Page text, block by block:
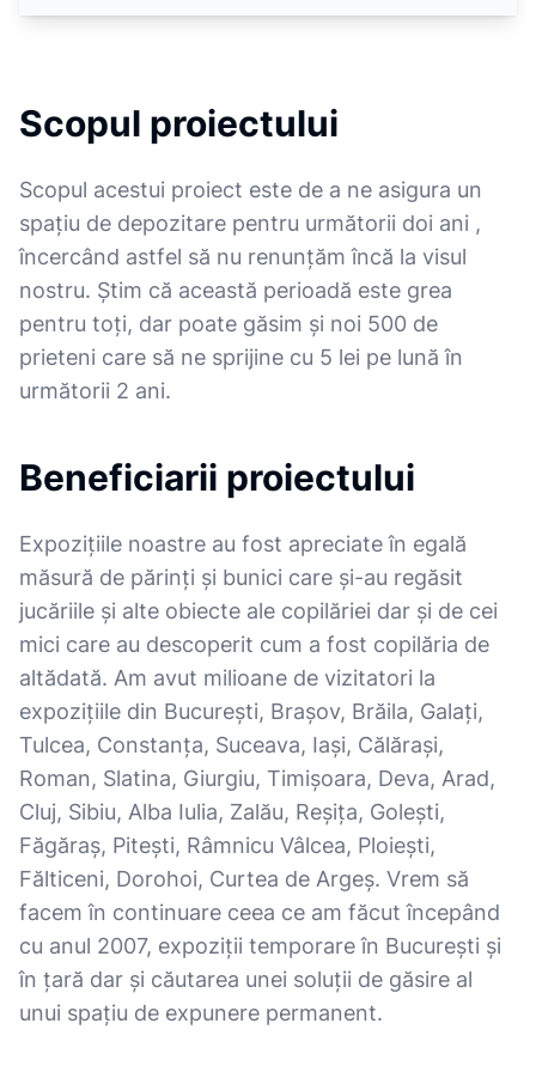
Scopul proiectului
Scopul acestui proiect este de a ne asigura un
spațiu de depozitare pentru următorii doi ani ,
încercând astfel să nu renunțăm încă la visul
nostru. Știm că această perioadă este grea
pentru toți, dar poate găsim și noi 500 de
prieteni care să ne sprijine cu 5 lei pe lună în
următorii 2 ani.
Beneficiarii proiectului
Expozițiile noastre au fost apreciate în egală
măsură de părinți și bunici care și-au regăsit
jucăriile și alte obiecte ale copilăriei dar și de cei
mici care au descoperit cum a fost copilăria de
altădată. Am avut milioane de vizitatori la
expozițiile din București, Brașov, Brăila, Galați,
Tulcea, Constanța, Suceava, Iași, Călărași,
Roman, Slatina, Giurgiu, Timișoara, Deva, Arad,
Cluj, Sibiu, Alba Iulia, Zalău, Reșița, Golești,
Făgăraș, Pitești, Râmnicu Vâlcea, Ploiești,
Fălticeni, Dorohoi, Curtea de Argeș. Vrem să
facem în continuare ceea ce am făcut începând
cu anul 2007, expoziții temporare în București și
în țară dar și căutarea unei soluții de găsire al
unui spațiu de expunere permanent.